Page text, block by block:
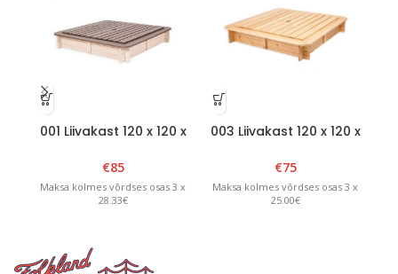
001 Liivakast 120 x 120 x
kaanega Valge/Grafiit
€85
Maksa kolmes võrdses osas 3 x
28.33€
003 Liivakast 120 x 120 x
kaanega Natural
€75
Maksa kolmes võrdses osas 3 x
25.00€